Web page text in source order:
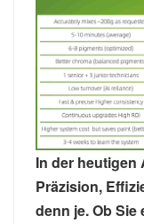
In der
Präzision,
denn je. Ob Sie